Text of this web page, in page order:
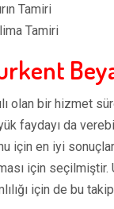
Tamiri
Tamiri
olan bir hizmet
faydayı da
için en iyi
için seçilmiştir.
için de bu